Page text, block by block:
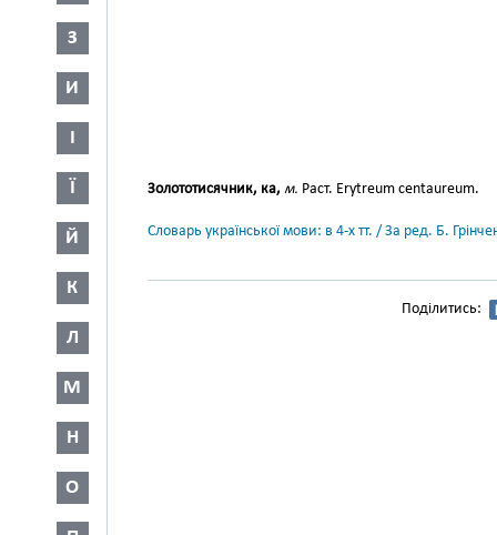
З
И
І
Ї
Й
К
Л
М
Н
О
Золототисячник, ка, м. Раст. Erytreum centaureum.
Словарь української мови: в 4-х тт. / За ред. Б.
Поділитись: